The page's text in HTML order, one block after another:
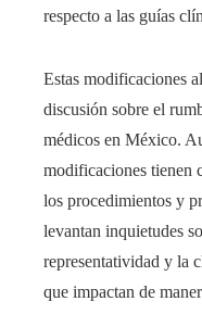
respecto a las guías
Estas modificaciones
discusión sobre el
médicos en México.
modificaciones tienen
los procedimientos y
levantan inquietudes
representatividad y la
que impactan de